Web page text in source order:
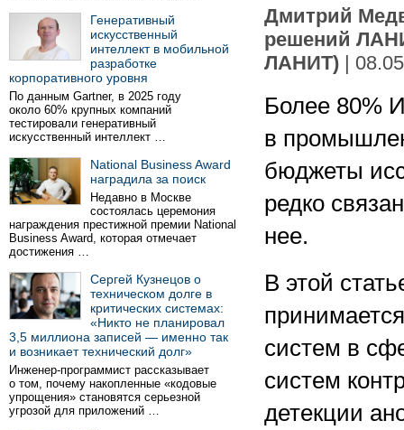
Генеративный
искусственный
интеллект в мобильной
разработке
корпоративного уровня
По данным Gartner, в 2025 году
около 60% крупных компаний
тестировали генеративный
искусственный интеллект …
National Business Award
наградила за поиск
Недавно в Москве
состоялась церемония
награждения престижной премии National
Business Award, которая отмечает
достижения …
Сергей Кузнецов о
техническом долге в
критических системах:
«Никто не планировал
3,5 миллиона записей — именно так
и возникает технический долг»
Инженер-программист рассказывает
о том, почему накопленные «кодовые
упрощения» становятся серьезной
угрозой для приложений …
Дмитрий
решений
ЛАНИТ) |
Более 80%
в
бюджеты
редко
нее.
В этой
систем в
систем
детекции